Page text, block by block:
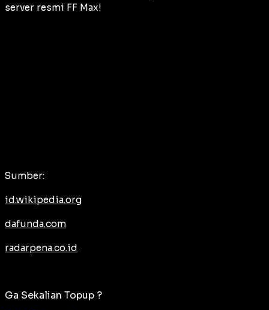
server resmi FF Max!
Sumber:
id.wikipedia.org
dafunda.com
radarpena.co.id
Ga Sekalian Topup ?